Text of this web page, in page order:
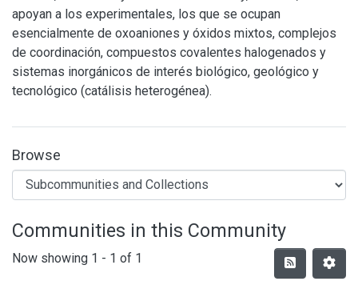
apoyan a los experimentales, los que se ocupan
esencialmente de oxoaniones y óxidos mixtos, complejos
de coordinación, compuestos covalentes halogenados y
sistemas inorgánicos de interés biológico, geológico y
tecnológico (catálisis heterogénea).
Browse
Communities in this Community
Now showing 1 - 1 of 1